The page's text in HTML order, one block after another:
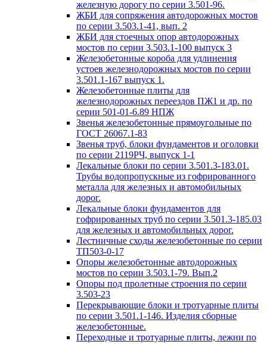
железную дорогу по серии 3.501-96.
ЖБИ для сопряжения автодорожных мостов
по серии 3.503.1-41, вып. 2
ЖБИ для стоечных опор автодорожных
мостов по серии 3.503.1-100 выпуск 3
Железобетонные короба для удлинения
устоев железнодорожных мостов по серии
3.501.1-167 выпуск 1.
Железобетонные плиты для
железнодорожных переездов ПЖ1 и др. по
серии 501-01-6.89 НПЖ
Звенья железобетонные прямоугольные по
ГОСТ 26067.1-83
Звенья труб, блоки фундаментов и оголовки
по серии 2119РЧ, выпуск 1-1
Лекальные блоки по серии 3.501.3-183.01.
Трубы водопропускные из гофрированного
металла для железных и автомобильных
дорог.
Лекальные блоки фундаментов для
гофрированных труб по серии 3.501.3-185.03
для железных и автомобильных дорог.
Лестничные сходы железобетонные по серии
ТП503-0-17
Опоры железобетонные автодорожных
мостов по серии 3.503.1-79. Вып.2
Опоры под пролетные строения по серии
3.503-23
Перекрывающие блоки и тротуарные плиты
по серии 3.501.1-146. Изделия сборные
железобетонные.
Переходные и тротуарные плиты, лежни по